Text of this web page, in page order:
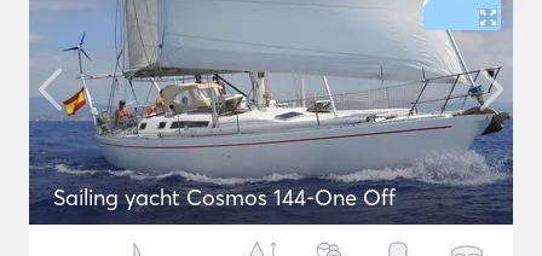
Sailing yacht Cosmos 144-One Off